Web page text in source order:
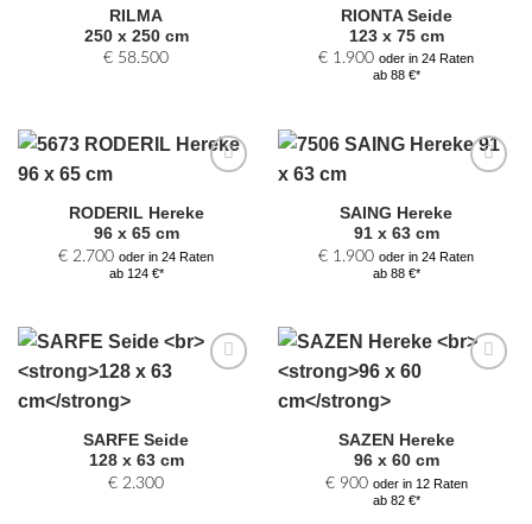
RILMA
250 x 250 cm
€ 58.500
Auswahl
hinzufügen
RIONTA Seide
123 x 75 cm
€ 1.900 oder in 24 Raten
ab 88 €*
Auswahl
hinzufügen
RODERIL Hereke
96 x 65 cm
€ 2.700 oder in 24 Raten
ab 124 €*
Auswahl
hinzufügen
SAING Hereke
91 x 63 cm
€ 1.900 oder in 24 Raten
ab 88 €*
SARFE Seide
128 x 63 cm
€ 2.300
SAZEN Hereke
96 x 60 cm
€900 oder in 12 Raten
ab 82 €*